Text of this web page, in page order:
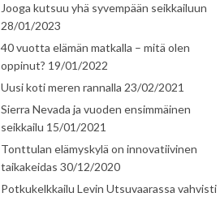
Jooga kutsuu yhä syvempään seikkailuun
28/01/2023
40 vuotta elämän matkalla – mitä olen
oppinut? 19/01/2022
Uusi koti meren rannalla 23/02/2021
Sierra Nevada ja vuoden ensimmäinen
seikkailu 15/01/2021
Tonttulan elämyskylä on innovatiivinen
taikakeidas 30/12/2020
Potkukelkkailu Levin Utsuvaarassa vahvisti